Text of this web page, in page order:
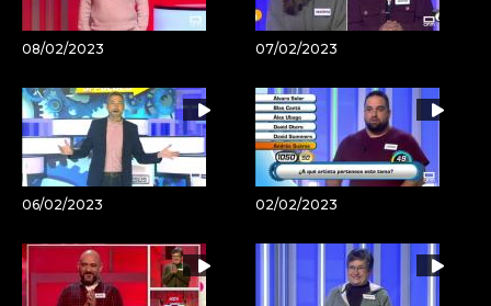
08/02/2023 07/02/2023
06/02/2023 02/02/2023